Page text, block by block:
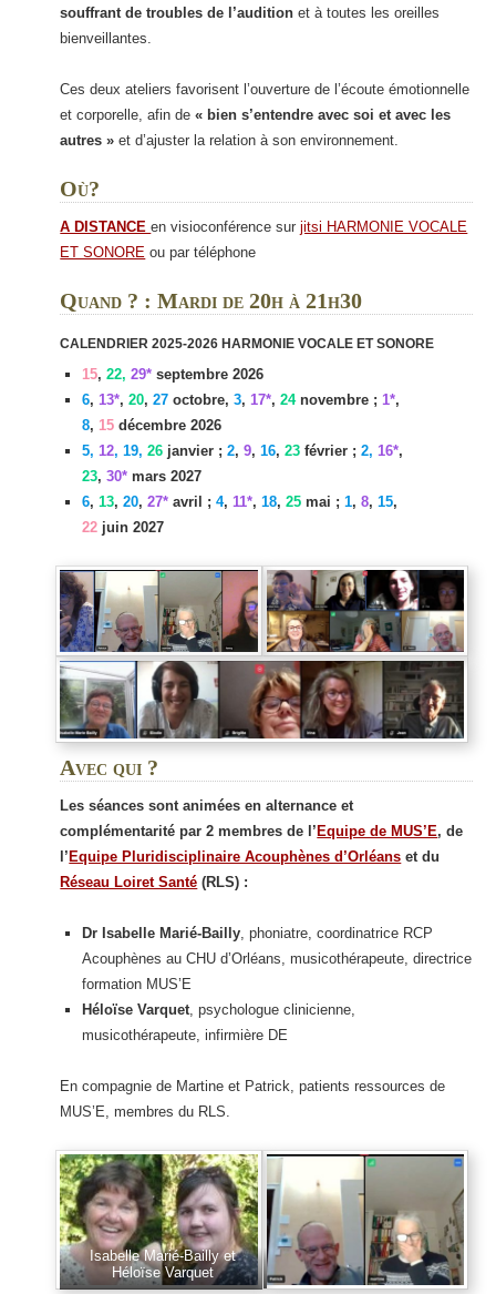
souffrant de troubles de l’audition et à toutes les oreilles
bienveillantes.
Ces deux ateliers favorisent l’ouverture de l’écoute émotionnelle
et corporelle, afin de« bien s’entendre avec soi et avec les
autres » et d’ajuster la relation à son environnement.
Où?
A DISTANCEen visioconférence surjitsi HARMONIE VOCALE
ET SONORE ou par téléphone
Quand ? : Mardi de 20h à 21h30
CALENDRIER 2025-2026 HARMONIE VOCALE ET SONORE
15, 22, 29* septembre 2026
6, 13*, 20, 27octobre, 3, 17*, 24novembre ; 1*,
8, 15décembre 2026
5, 12, 19, 26 janvier ; 2, 9, 16, 23février ; 2, 16*,
23, 30*mars 2027
6, 13, 20, 27*avril ; 4, 11*, 18, 25mai ; 1, 8, 15,
22juin 2027
Avec qui ?
Les séances sont animées en alternance et
complémentarité par 2 membres de l’ Equipe de MUS’E, de
l’ Equipe Pluridisciplinaire Acouphènes d’Orléans et du
Réseau Loiret Santé (RLS) :
Dr Isabelle Marié-Bailly, phoniatre, coordinatrice RCP
Acouphènes au CHU d’Orléans, musicothérapeute, directrice
formation MUS’E
Héloïse Varquet, psychologue clinicienne,
musicothérapeute, infirmière DE
En compagnie de Martine et Patrick, patients ressources de
MUS’E, membres du RLS.
Isabelle Marié-Bailly et
Héloïse Varquet